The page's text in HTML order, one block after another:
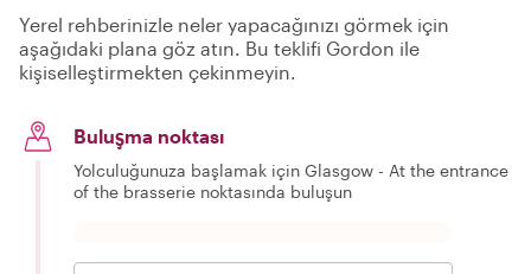
Yerel rehberinizle neler yapacağınızı görmek için
aşağıdaki plana göz atın. Bu teklifi Gordon ile
kişiselleştirmekten çekinmeyin.
Buluşma noktası
Yolculuğunuza başlamak için Glasgow - At the entrance
of the brasserie noktasında buluşun